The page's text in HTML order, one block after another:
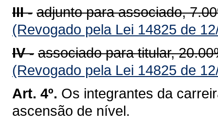
III - adjunto para associado,
(Revogado pela Lei 14825 de
IV - associado para titular,
(Revogado pela Lei 14825 de
Art. 4º. Os integrantes da
ascensão de nível.